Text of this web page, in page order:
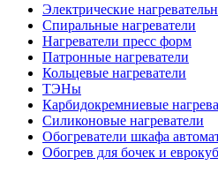
Электрические
Спиральные нагреватели
Нагреватели пресс форм
Патронные нагреватели
Кольцевые нагреватели
ТЭНы
Карбидокремниевые
Силиконовые нагреватели
Обогреватели шкафа
Обогрев для бочек и